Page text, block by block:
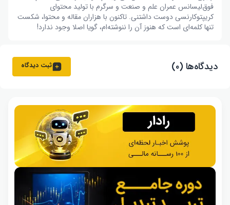
فوق‌لیسانس عمران علم و صنعت و سرگرم با تولید محتوای
کریپتوکارنسی دوست داشتنی. تاکنون با هزاران مقاله و محتوا، شکست
تنها کلمه‌ای است که هنوز آن را ننوشته‌ام، گویا اصلا وجود ندارد!
دیدگاه‌ها (۰) ثبت دیدگاه